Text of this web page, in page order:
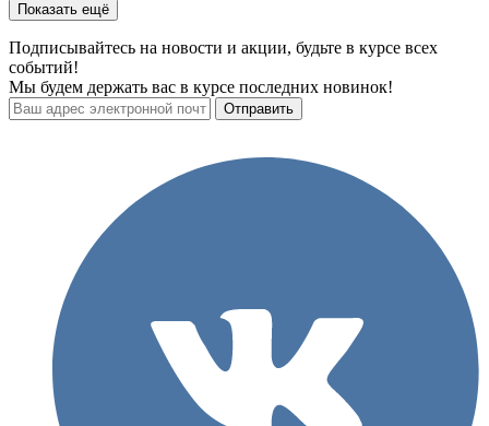
Показать ещё
Подписывайтесь на новости и акции, будьте в курсе всех
событий!
Мы будем держать вас в курсе последних новинок!